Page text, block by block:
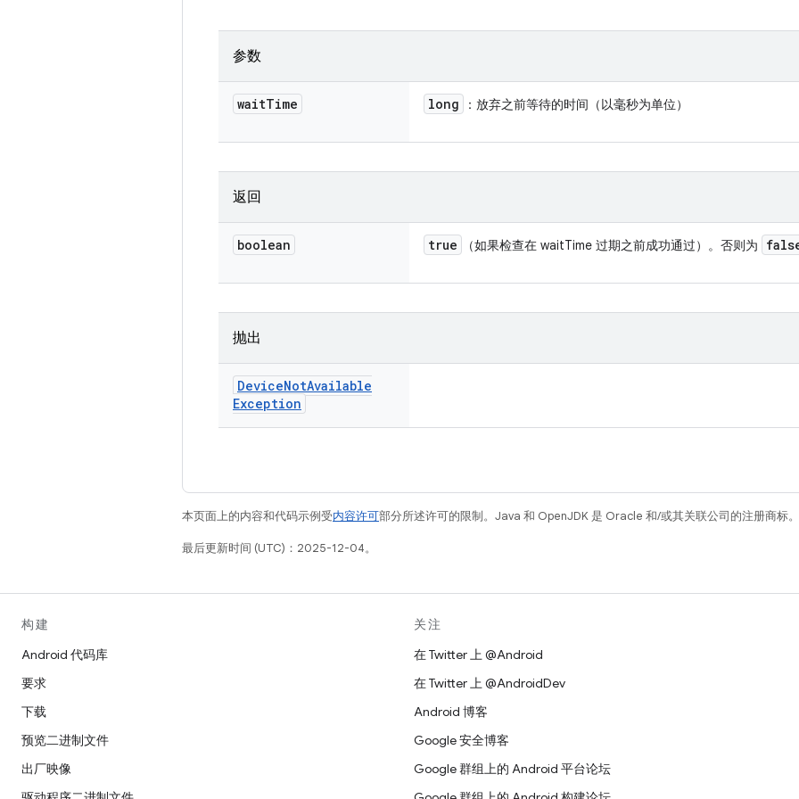
参数
waitTime long ：放弃之前等待的时间（以毫秒为单位）
返回
boolean true （如果检查在 waitTime 过期之前成功通过）。否则为
抛出
DeviceNotAvailable
Exception
本页面上的内容和代码示例受内容许可部分所述许可的限制。Java 和 OpenJDK 是 Oracle 和/或其关联公司的注册商标。
最后更新时间 (UTC)：2025-12-04。
构建
Android 代码库
要求
下载
预览二进制文件
出厂映像
关注
在 Twitter 上 @Android
在 Twitter 上 @AndroidDev
Android 博客
Google 安全博客
Google 群组上的 Android 平台论坛